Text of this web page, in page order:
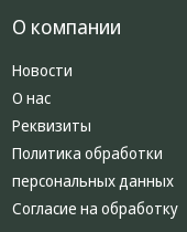
О компании
Новости
О нас
Реквизиты
Политика обработки
персональных данных
Согласие на обработку